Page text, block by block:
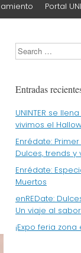
Portal
Search
Entradas
UNINTER se
vivimos el
Enrédate:
Dulces, trends
Enrédate:
Muertos
enREDate:
Un viaje al
¡Expo feria